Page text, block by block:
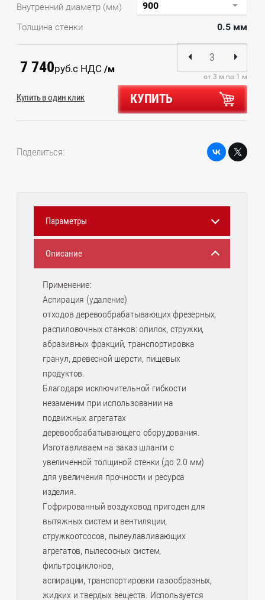
Внутренний диаметр (мм)
Толщина стенки
0.5 мм
7 740руб.с НДС /м
от 3 м по 1 м
КУПИТЬ
Купить в один клик
Поделиться:
Параметры
Описание
Применение:
Аспирация (удаление)
отходов деревообрабатывающих фрезерных,
распиловочных станков: опилок, стружки,
абразивных фракций, транспортировка
гранул, древесной шерсти, пищевых
продуктов.
Благодаря исключительной гибкости
незаменим при использовании на
подвижных агрегатах
деревообрабатывающего оборудования.
Изготавливаем на заказ шланги с
увеличенной толщиной стенки (до 2.0 мм)
для увеличения прочности и ресурса
изделия.
Гофрированный воздуховод пригоден для
вытяжных систем и вентиляции,
стружкоотсосов, пылеулавливающих
агрегатов, пылесосных систем,
фильтроциклонов,
аспирации, транспортировки газообразных,
жидких и твердых веществ. Используется